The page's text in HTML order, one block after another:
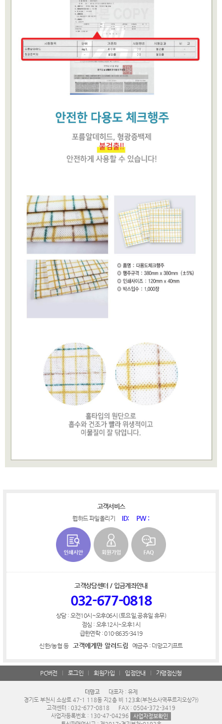
고객서비스
웹하드 파일올리기 ID: PW :
고객상담센터 / 입금계좌안내
032-677-0818
상담 : 오전10시~오후06시 (토요일,공휴일 휴무)
점심 : 오후12시~오후1시
급한연락 : 010-8635-3419
신한/농협 등
고객에게만 알려드림 예금주 : 더망고기프트
PC버전 로그인 회원가입 입점안내 가맹점신청
더망고
대표자 : 유제
경기도 부천시 소삼로 47-1 118동 지2층 비 123호(부천소사역푸르지오상가)
고객센터 : 032-677-0818
FAX : 0504-372-3419
사업자등록번호 : 130-47-04296
사업자정보확인